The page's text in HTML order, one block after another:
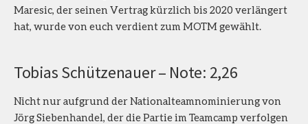
Maresic, der seinen Vertrag kürzlich bis 2020 verlängert
hat, wurde von euch verdient zum MOTM gewählt.
Tobias Schützenauer – Note: 2,26
Nicht nur aufgrund der Nationalteamnominierung von
Jörg Siebenhandel, der die Partie im Teamcamp verfolgen